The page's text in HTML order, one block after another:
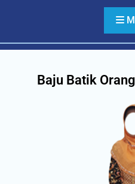
Juara MTQ Kota
INFORMASI
Baju Batik